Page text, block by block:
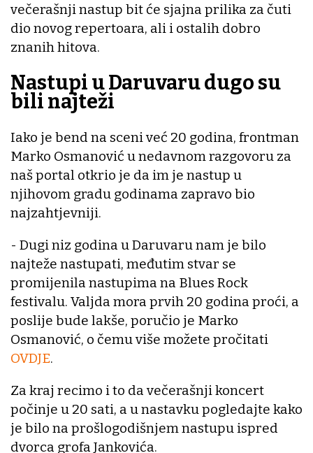
večerašnji nastup bit će sjajna prilika za čuti
dio novog repertoara, ali i ostalih dobro
znanih hitova.
Nastupi u Daruvaru dugo su
bili najteži
Iako je bend na sceni već 20 godina, frontman
Marko Osmanović u nedavnom razgovoru za
naš portal otkrio je da im je nastup u
njihovom gradu godinama zapravo bio
najzahtjevniji.
- Dugi niz godina u Daruvaru nam je bilo
najteže nastupati, međutim stvar se
promijenila nastupima na Blues Rock
festivalu. Valjda mora prvih 20 godina proći, a
poslije bude lakše, poručio je Marko
Osmanović, o čemu više možete pročitati
OVDJE.
Za kraj recimo i to da večerašnji koncert
počinje u 20 sati, a u nastavku pogledajte kako
je bilo na prošlogodišnjem nastupu ispred
dvorca grofa Jankovića.